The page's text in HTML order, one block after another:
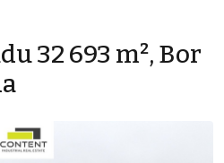
32 693 m², Bor